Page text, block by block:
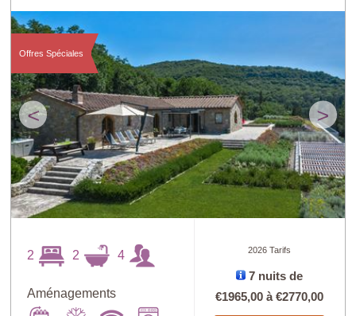
Trouver
< >
Offres Spéciales
2 2 4
Aménagements
2026 Tarifs
7 nuits de
€1965,00 à€2770,00